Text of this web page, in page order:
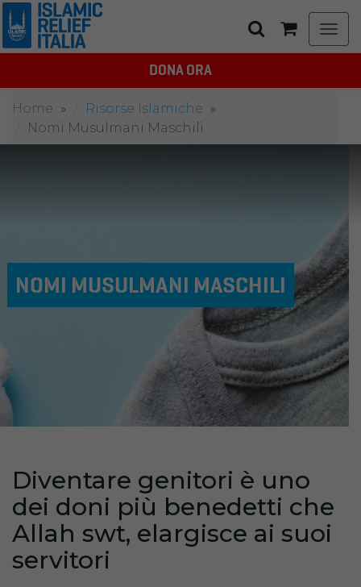
DONA ORA
Home
Risorse Islamiche
Nomi Musulmani Maschili
NOMI MUSULMANI MASCHILI
Diventare genitori è uno
dei doni più benedetti che
Allah swt, elargisce ai suoi
servitori